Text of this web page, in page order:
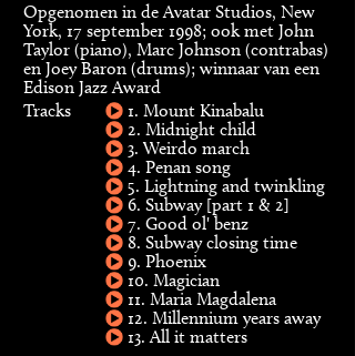
Opgenomen in de Avatar Studios, New
York, 17 september 1998; ook met John
Taylor (piano), Marc Johnson (contrabas)
en Joey Baron (drums); winnaar van een
Edison Jazz Award
Tracks
1. Mount Kinabalu
2. Midnight child
3. Weirdo march
4. Penan song
5. Lightning and twinkling
6. Subway [part 1 & 2]
7. Good ol' benz
8. Subway closing time
9. Phoenix
10. Magician
11. Maria Magdalena
12. Millennium years away
13. All it matters